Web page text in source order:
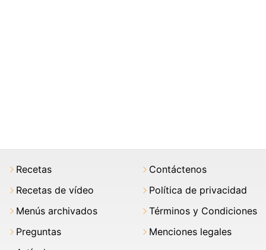
Recetas
Recetas de vídeo
Menús archivados
Preguntas
Contáctenos
Política de privacidad
Términos y Condiciones
Menciones legales